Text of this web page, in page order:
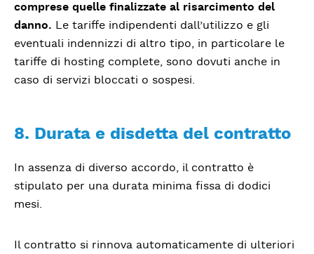
comprese quelle finalizzate al risarcimento del
danno. Le tariffe indipendenti dall’utilizzo e gli
eventuali indennizzi di altro tipo, in particolare le
tariffe di hosting complete, sono dovuti anche in
caso di servizi bloccati o sospesi.
8. Durata e disdetta del contratto
In assenza di diverso accordo, il contratto è
stipulato per una durata minima fissa di dodici
mesi.
Il contratto si rinnova automaticamente di ulteriori